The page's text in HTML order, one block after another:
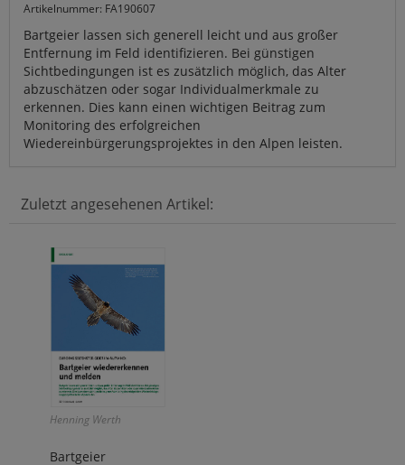
Artikelnummer: FA190607
Bartgeier lassen sich generell leicht und aus großer
Entfernung im Feld identifizieren. Bei günstigen
Sichtbedingungen ist es zusätzlich möglich, das Alter
abzuschätzen oder sogar Individualmerkmale zu
erkennen. Dies kann einen wichtigen Beitrag zum
Monitoring des erfolgreichen
Wiedereinbürgerungsprojektes in den Alpen leisten.
Zuletzt angesehenen Artikel:
Henning Werth
Bartgeier